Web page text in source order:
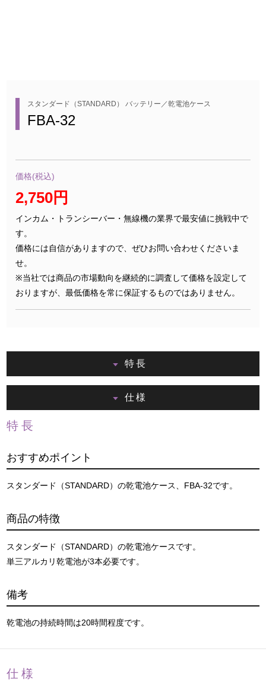
スタンダード（STANDARD） バッテリー／乾電池ケース
FBA-32
価格(税込)
2,750円
インカム・トランシーバー・無線機の業界で最安値に挑戦中で
す。
価格には自信がありますので、ぜひお問い合わせくださいま
せ。
※当社では商品の市場動向を継続的に調査して価格を設定して
おりますが、最低価格を常に保証するものではありません。
特長
仕様
特長
おすすめポイント
スタンダード（STANDARD）の乾電池ケース、FBA-32です。
商品の特徴
スタンダード（STANDARD）の乾電池ケースです。
単三アルカリ乾電池が3本必要です。
備考
乾電池の持続時間は20時間程度です。
仕様